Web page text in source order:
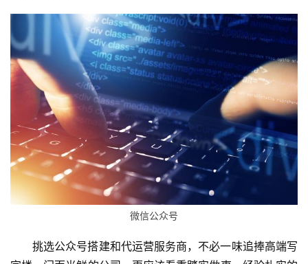
P
P
开
微
信
营
销
微信公众号
挑选公众号搭建和代运营服务商，不必一味追捧高端写